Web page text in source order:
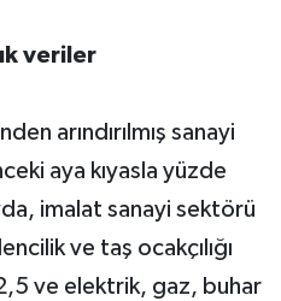
veriler
arındırılmış sanayi
aya kıyasla yüzde
imalat sanayi sektörü
ve taş ocakçılığı
ve elektrik, gaz, buhar